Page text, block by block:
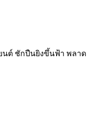
นต์ ชักปืนยิงขึ้นฟ้า พลาด